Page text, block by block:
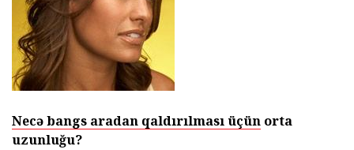
Necə bangs aradan qaldırılması üçün orta
uzunluğu?